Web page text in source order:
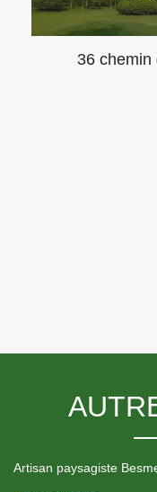
36 chemin
Artisan paysagiste